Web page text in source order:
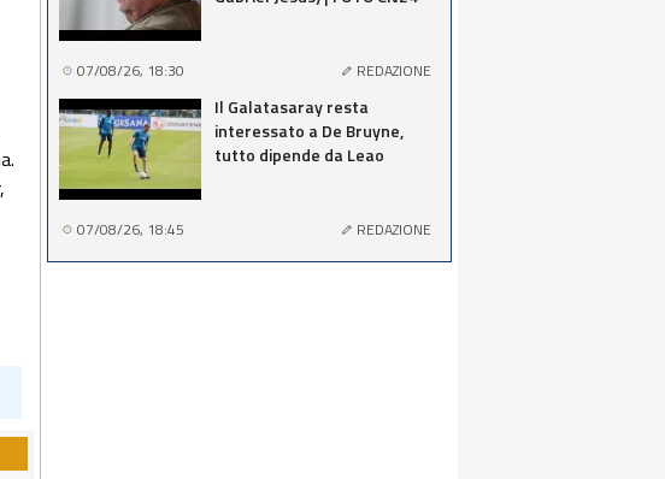
07/08/26, 18:30 REDAZIONE
Il Galatasaray resta
interessato a De Bruyne,
tutto dipende da Leao
07/08/26, 18:45 REDAZIONE